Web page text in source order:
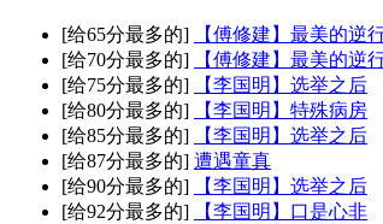
[给65分最多的]
【傅修建】最美的逆
[给70分最多的]
【傅修建】最美的逆
[给75分最多的]
【李国明】选举之后
[给80分最多的]
【李国明】特殊病房
[给85分最多的]
【李国明】选举之后
[给87分最多的] 遭遇童真
[给90分最多的]
【李国明】选举之后
[给92分最多的]
【李国明】口是心非